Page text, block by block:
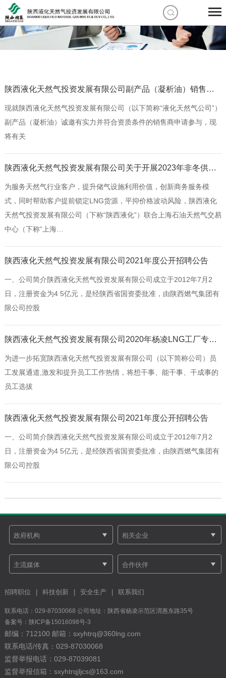
陕西液化天然气投资发展有限公司副产品（凝析油）销售商邀请公告
现就陕西液化天然气投资发展有限公司（以下简称“液化天然气公司”）
副产品（凝析油）诚邀有实力并符合资质条件的销售商申请参与，现
将有关
陕西液化天然气投资发展有限公司关于开展2023年非冬供期LNG储罐空间代储业务竞价交易的公告
为服务天然气行业客户，提升储气设施利用价值，创新商务服务模
式，同时帮助客户提前锁定LNG货源，平抑价格波动风险，陕西液化
天然气投资发展有限公司（下称“陕西液化”）联合上海石油天然气交易
中心（下称“上海…
陕西液化天然气投资发展有限公司2021年度公开招聘公告
一、公司简介陕西液化天然气投资发展有限公司成立于2012年7月2
日，注册资金为4 5亿元，是经陕西省国资委批准，由陕西燃气集团有
限公司控股
陕西液化天然气投资发展有限公司2020年杨凌LNG工厂专业工程师岗位竞聘公告
为进一步拓宽陕西液化天然气投资发展有限公司（以下简称公司）员
工发展通道,激发和提升员工工作热情，将想干事、能干事、干成事的
员工选拔
陕西液化天然气投资发展有限公司2021年度公开招聘公告
一、公司简介陕西液化天然气投资发展有限公司成立于2012年7月2
日，注册资金为4 5亿元，是经陕西省国资委批准，由陕西燃气集团有
限公司控股
招聘职位 科技创新 安全生产 联系我们
联系电话：029-87030068 公司地址：陕西省杨凌示范区渭惠东路35号
备案号： 陕ICP备15016098号-3
邮编：712100 邮箱：sxyhtrq@360lng.com
联系电话/传真：029-87030068
监督举报电话：029-87039081
监督举报信箱：sxyhtrqjljcs@163.com